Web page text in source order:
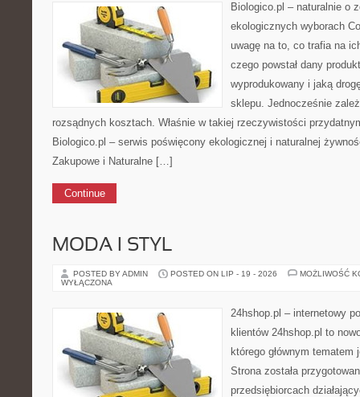
Biologico.pl – naturalnie o
ekologicznych wyborach
uwagę na to, co trafia na
czego powstał dany
wyprodukowany i jaką
sklepu. Jednocześnie
rozsądnych kosztach. Właśnie w takiej rzeczywistości
Biologico.pl – serwis poświęcony ekologicznej i naturalnej
Zakupowe i Naturalne […]
Continue
MODA I STYL
POSTED BY ADMIN POSTED ON LIP - 19 - 2026
MOŻLIWOŚĆ
WYŁĄCZONA
24hshop.pl – internetowy
klientów 24hshop.pl to
którego głównym
Strona została
przedsiębiorcach